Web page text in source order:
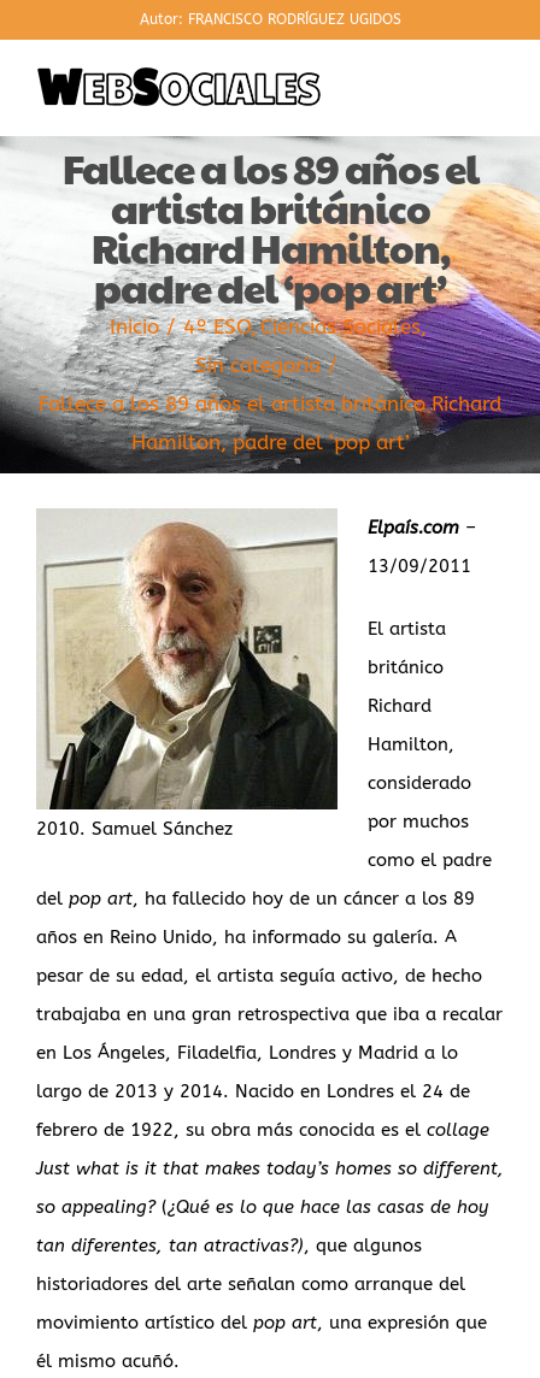
contenido
Autor: FRANCISCO RODRÍGUEZ UGIDOS
Fallece a los 89 años el
artista británico
Richard Hamilton,
padre del ‘pop art’
Inicio 4º ESO Ciencias Sociales
Sin categoría
Fallece a los 89 años el artista británico Richard
Hamilton, padre del ‘pop art’
2010. Samuel Sánchez
Elpaís.com –
13/09/2011
El artista
británico
Richard
Hamilton,
considerado
por muchos
como el padre
del pop art, ha fallecido hoy de un cáncer a los 89
años en Reino Unido, ha informado su galería. A
pesar de su edad, el artista seguía activo, de hecho
trabajaba en una gran retrospectiva que iba a recalar
en Los Ángeles, Filadelfia, Londres y Madrid a lo
largo de 2013 y 2014. Nacido en Londres el 24 de
febrero de 1922, su obra más conocida es el collage
Just what is it that makes today’s homes so different,
so appealing?(¿Qué es lo que hace las casas de hoy
tan diferentes, tan atractivas?), que algunos
historiadores del arte señalan como arranque del
movimiento artístico del pop art, una expresión que
él mismo acuñó.